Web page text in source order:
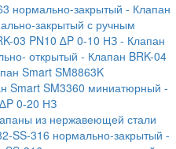
нормально-закрытый - Клапан
закрытый с ручным
03 PN10 ∆P 0-10 НЗ - Клапан
открытый - Клапан BRK-04
Smart SM8863K
Smart SM3360 миниатюрный -
0-20 НЗ
из нержавеющей стали
SS-316 нормально-закрытый -